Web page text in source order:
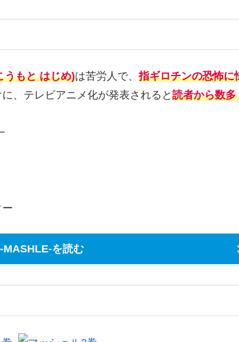
うもと はじめ)は苦労人で、指ギロチンの恐怖に
、テレビアニメ化が発表されると 読者から数多
MASHLE-を読む